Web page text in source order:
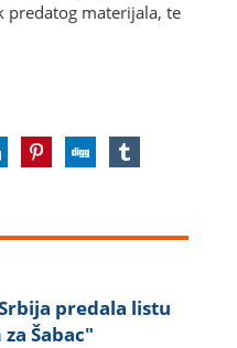
predatog materijala, te
predala listu
Šabac"